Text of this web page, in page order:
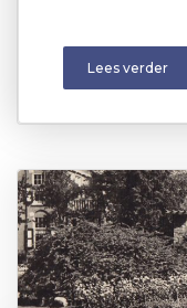
Lees verder